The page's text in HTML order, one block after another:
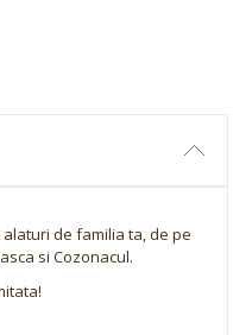
de familia ta, de pe
si Cozonacul.